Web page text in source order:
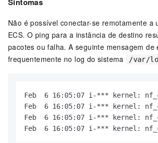
Sintomas
Não é possível conectar-se remotamente a
ECS. O ping para a instância de destino
pacotes ou falha. A seguinte mensagem de
frequentemente no log do sistema
/var/
Feb  6 16:05:07 i-*** kernel:
Feb  6 16:05:07 i-*** kernel:
Feb  6 16:05:07 i-*** kernel:
Feb  6 16:05:07 i-*** kernel: